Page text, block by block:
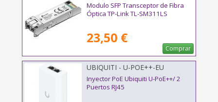
Modulo SFP Transceptor de Fibra
Óptica TP-Link TL-SM311LS
23,50 €
Comprar
UBIQUITI - U-POE++-EU
Inyector PoE Ubiquiti U-PoE++/ 2
Puertos RJ45